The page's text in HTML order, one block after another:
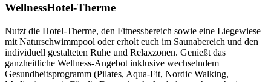
WellnessHotel-Therme
Nutzt die Hotel-Therme, den Fitnessbereich sowie eine Liegewiese
mit Naturschwimmpool oder erholt euch im Saunabereich und den
individuell gestalteten Ruhe und Relaxzonen. Genießt das
ganzheitliche Wellness-Angebot inklusive wechselndem
Gesundheitsprogramm (Pilates, Aqua-Fit, Nordic Walking,